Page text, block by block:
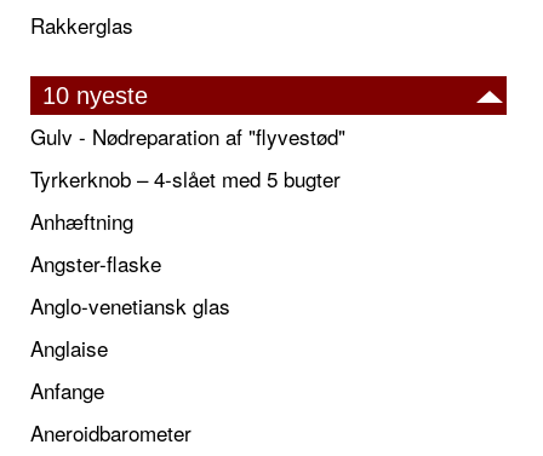
Rakkerglas
10 nyeste
Gulv - Nødreparation af "flyvestød"
Tyrkerknob – 4-slået med 5 bugter
Anhæftning
Angster-flaske
Anglo-venetiansk glas
Anglaise
Anfange
Aneroidbarometer